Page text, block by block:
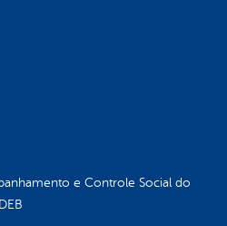
e Controle Social do